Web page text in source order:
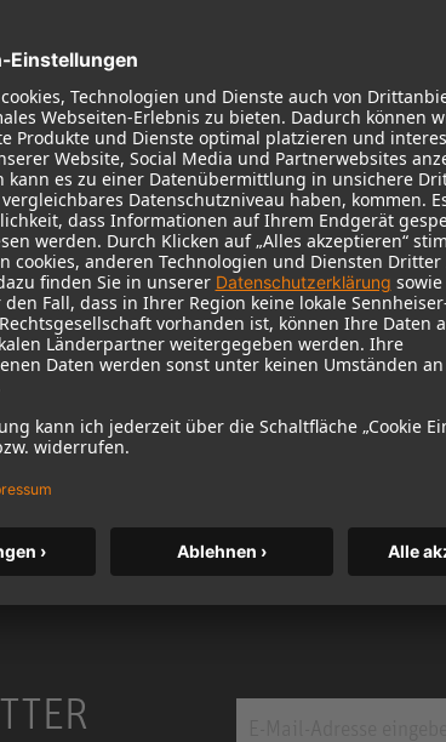
KH 120 II
Neumanns beliebter Studiomonitor
auf neuem Niveau – mit tieferem